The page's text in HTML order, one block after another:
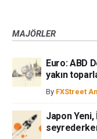
MAJÖRLER
Euro: ABD
yakın
By FXStreet
Japon Yeni,